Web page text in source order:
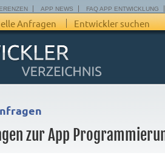
APP NEWS FAQ APP ENTWICKLUNG
Anfragen Entwickler suchen
zur App